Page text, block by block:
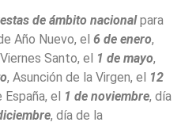
de ámbito nacionalpara
Año Nuevo, el 6 de enero,
Santo, el 1 de mayo,
, Asunción de la Virgen, el 12
el 1 de noviembre, día
, día de la